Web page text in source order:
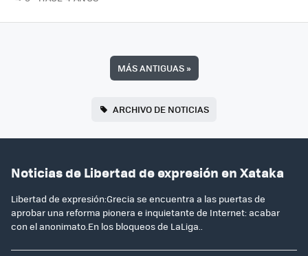
MÁS ANTIGUAS»
ARCHIVO DE NOTICIAS
Noticias de Libertad de expresión en Xataka
Libertad de expresión:Grecia se encuentra a las puertas de
aprobar una reforma pionera e inquietante de Internet: acabar
con el anonimato.En los bloqueos de LaLiga..